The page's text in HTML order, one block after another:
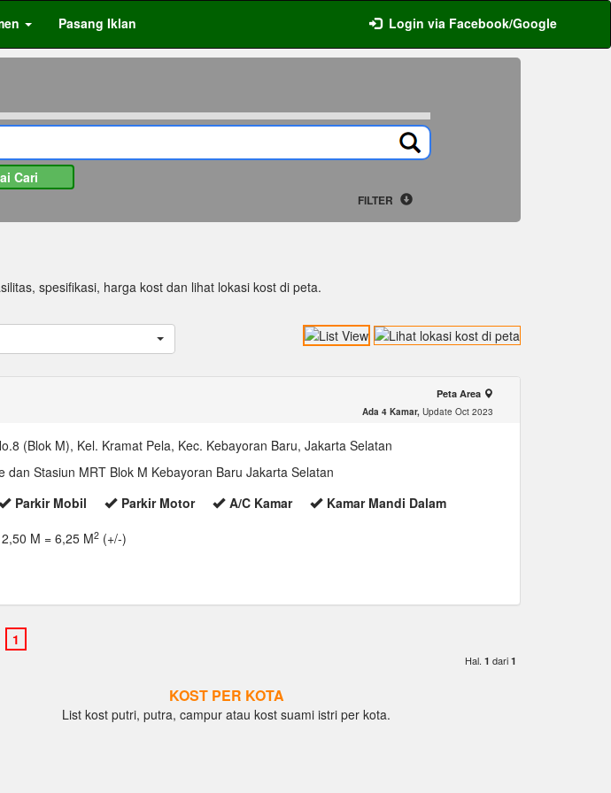
Pasang Iklan Login via Facebook/Google
Cari
FILTER
spesifikasi, harga kost dan lihat lokasi kost di peta.
Peta Area
Ada 4 Kamar, Update Oct 2023
(Blok M), Kel. Kramat Pela, Kec. Kebayoran Baru, Jakarta Selatan
dan Stasiun MRT Blok M Kebayoran Baru Jakarta Selatan
Parkir Mobil Parkir Motor A/C Kamar
Kamar Mandi Dalam
M = 6,25 M2 (+/-)
Hal. 1 dari 1
KOST PER KOTA
List kost putri, putra, campur atau kost suami istri per kota.